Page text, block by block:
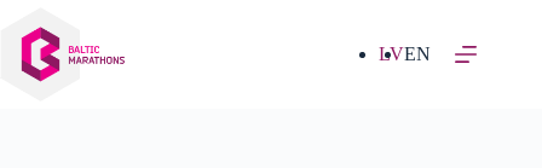
saturu
LVEN